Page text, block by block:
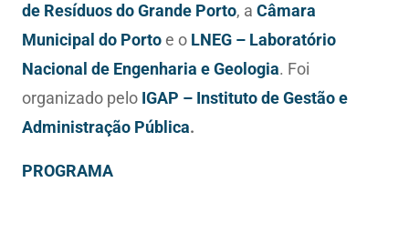
de Resíduos do Grande Porto, a Câmara
Municipal do Portoe o LNEG – Laboratório
Nacional de Engenharia e Geologia. Foi
organizado pelo IGAP – Instituto de Gestão e
Administração Pública.
PROGRAMA